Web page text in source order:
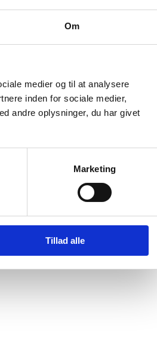
Om
medier og til at analysere
inden for sociale medier,
andre oplysninger, du har givet
Marketing
Tillad alle